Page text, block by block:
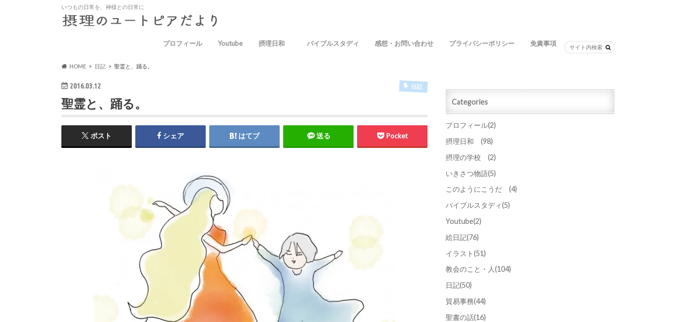
いつもの日常を、神様との日常に
プロフィール Youtube 摂理日和 バイブルスタディ 感想・お問い合わせ プライバシーポリシー 免責事項
HOME 日記 聖霊と、踊る。
2016.03.12 日記
聖霊と、踊る。
ポスト シェア はてブ 送る Pocket
Categories
プロフィール(2)
摂理日和 (98)
摂理の学校 (2)
いきさつ物語(5)
このようにこうだ (4)
バイブルスタディ(5)
Youtube(2)
絵日記(76)
イラスト(51)
教会のこと・人(104)
日記(50)
貿易事務(44)
聖書の話(16)